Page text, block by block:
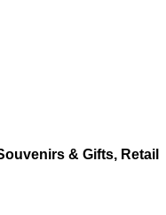
& Gifts, Retail